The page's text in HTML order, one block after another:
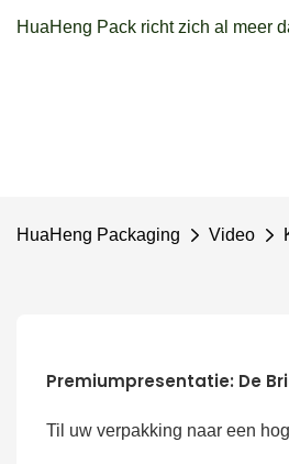
HuaHeng Pack richt zich al meer
HuaHeng Packaging Video
Premiumpresentatie: De
Til uw verpakking naar een